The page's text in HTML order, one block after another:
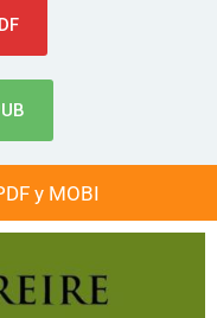
y MOBI